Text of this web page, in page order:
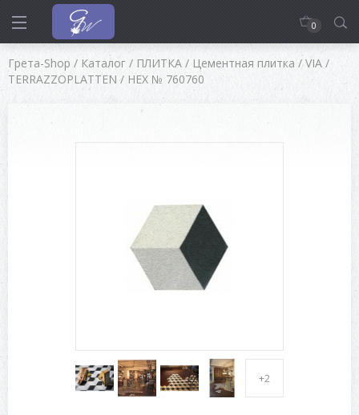
0
Грета-Shop / Каталог / ПЛИТКА / Цементная плитка / VIA /
TERRAZZOPLATTEN / HEX № 760760
+2